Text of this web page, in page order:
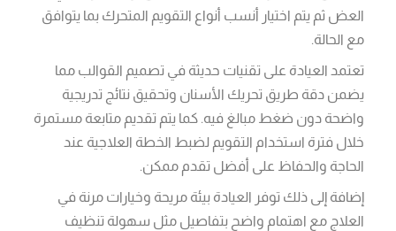
العض ثم يتم اختيار أنسب أنواع التقويم المتحرك بما يتوافق
مع الحالة.
تعتمد العيادة على تقنيات حديثة في تصميم القوالب مما
يضمن دقة طريق تحريك الأسنان وتحقيق نتائج تدريجية
واضحة دون ضغط مبالغ فيه. كما يتم تقديم متابعة مستمرة
خلال فترة استخدام التقويم لضبط الخطة العلاجية عند
الحاجة والحفاظ على أفضل تقدم ممكن.
إضافة إلى ذلك توفر العيادة بيئة مريحة وخيارات مرنة في
العلاج مع اهتمام واضح بتفاصيل مثل سهولة تنظيف